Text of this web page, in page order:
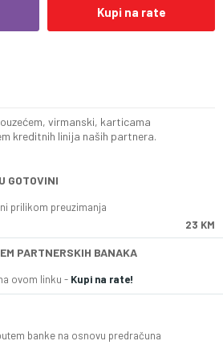
Kupi na rate
virmanski, karticama
kreditnih linija naših partnera.
GOTOVINI
prilikom preuzimanja
23 KM
PARTNERSKIH BANAKA
ovom linku - Kupi na rate!
banke na osnovu predračuna